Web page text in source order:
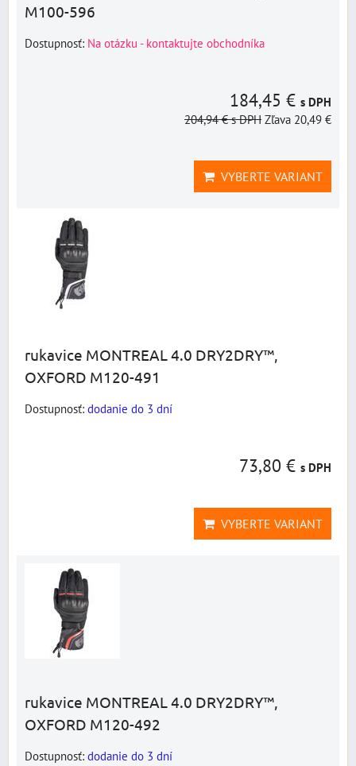
M100-596
Dostupnosť: Na otázku - kontaktujte obchodníka
184,45 € s DPH
204,94 €s DPH Zľava 20,49 €
VYBERTE VARIANT
rukavice MONTREAL 4.0 DRY2DRY™,
OXFORD M120-491
Dostupnosť: dodanie do 3 dní
73,80 € s DPH
VYBERTE VARIANT
rukavice MONTREAL 4.0 DRY2DRY™,
OXFORD M120-492
Dostupnosť: dodanie do 3 dní